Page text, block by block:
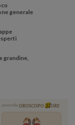
generale
grandine,
powered by OROSCOPO ORE